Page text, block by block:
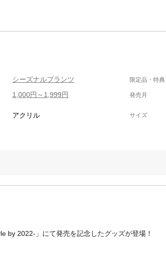
シーズナルプランツ 限定品・特典
1,000円～1,999円 発売月
アクリル サイズ
by 2022-」にて発売を記念したグッズが登場！